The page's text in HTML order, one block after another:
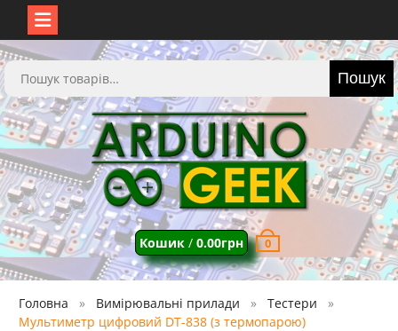
Перейти
до
вмісту
Шукати: Пошук
Кошик/ 0.00грн 0
Головна Вимірювальні прилади
Тестери
Мультиметр цифровий DT-838 (з термопарою)